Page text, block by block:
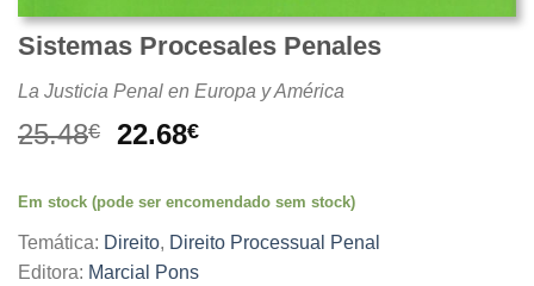
Sistemas Procesales Penales
La Justicia Penal en Europa y América
25.48€
O
original
25.48€.
22.68€O
atual
22.68€.
Em stock (pode ser encomendado sem stock)
Temática: Direito, Direito Processual Penal
Editora: Marcial Pons